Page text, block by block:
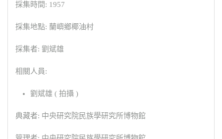
採集時間: 1957
採集地點: 蘭嶼鄉椰油村
採集者: 劉斌雄
相關人員:
劉斌雄 ( 拍攝 )
典藏者: 中央研究院民族學研究所博物館